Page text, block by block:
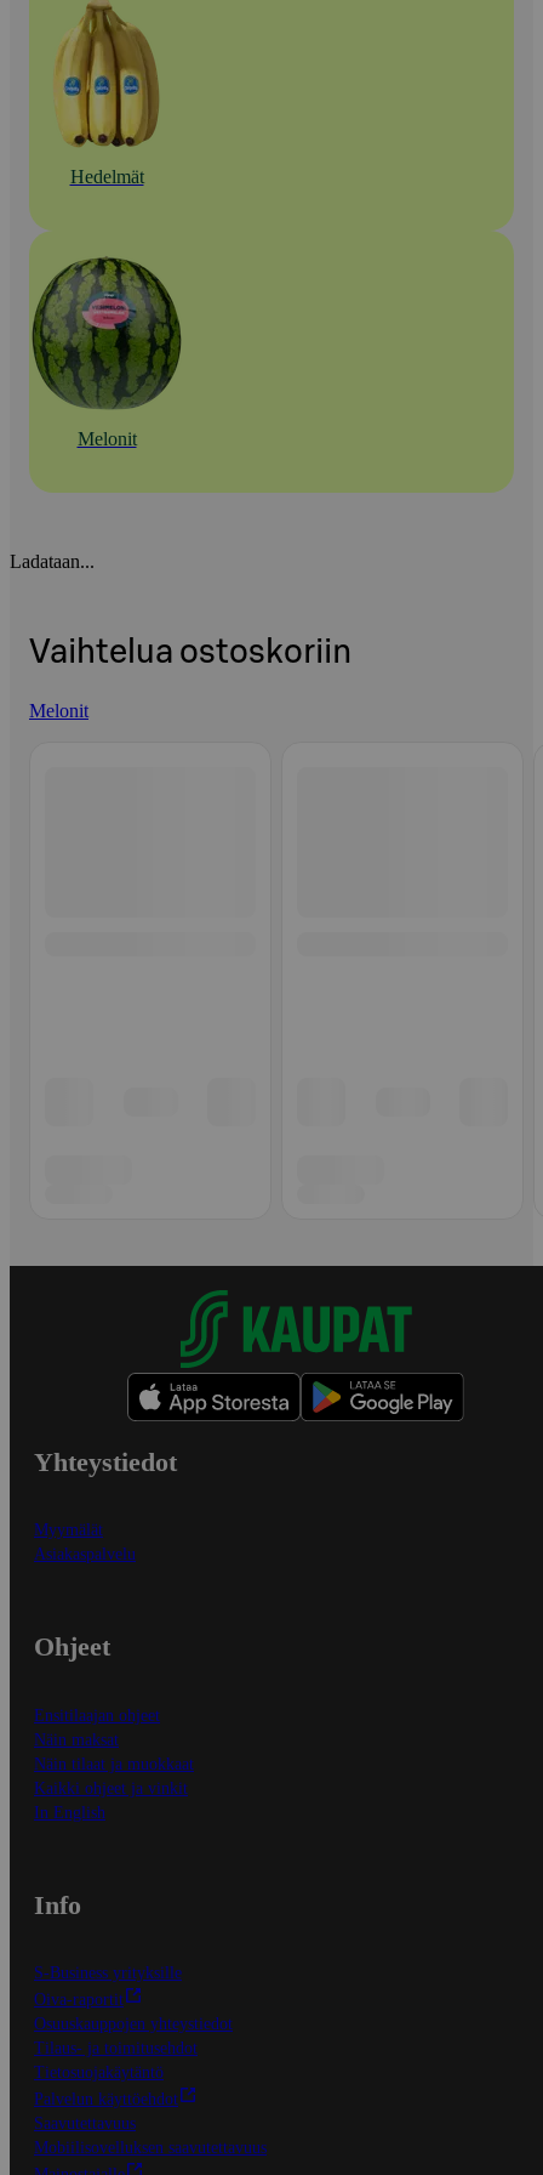
Hedelmät
Melonit
Ladataan...
Vaihtelua ostoskoriin
Melonit
Yhteystiedot
Myymälät
Asiakaspalvelu
Ohjeet
Ensitilaajan ohjeet
Näin maksat
Näin tilaat ja muokkaat
Kaikki ohjeet ja vinkit
In English
Info
S-Business yrityksille
Oiva-raportit
Osuuskauppojen yhteystiedot
Tilaus- ja toimitusehdot
Tietosuojakäytäntö
Palvelun käyttöehdot
Saavutettavuus
Mobiilisovelluksen saavutettavuus